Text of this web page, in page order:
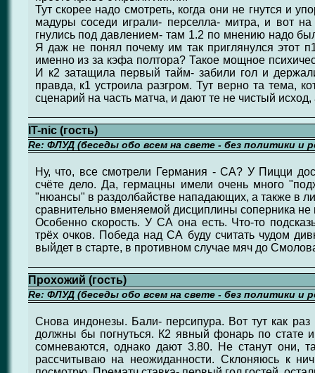
Тут скорее надо смотреть, когда они не гнутся и
мадуры соседи играли- перселла- митра, и вот
гнулись под давлением- там 1.2 по мнению надо
Я даж не понял почему им так приглянулся этот
именно из за кэфа полтора? Такое мощное
И к2 затащила первый тайм- забили гол и
правда, к1 устроила разгром. Тут верно та тема,
сценарий на часть матча, и дают те не чистый
IT-nic (гость)
Re: ФЛУД (беседы обо всем на свете - без политики и
Ну, что, все смотрели Германия - СА? У Пицци
счёте дело. Да, гермацны имели очень много
"нюансы" в раздолбайстве нападающих, а также в
сравнительно вменяемой дисциплины соперника не
Особенно скорость. У СА она есть. Что-то
трёх очков. Победа над СА буду считать чудом
выйдет в старте, в противном случае мяч до
Прохожий (гость)
Re: ФЛУД (беседы обо всем на свете - без политики и
Снова индонезы. Бали- персипура. Вот тут как раз
должны бы погнуться. К2 явный фонарь по стате
сомневаются, однако дают 3.80. Не станут они,
рассчитываю на неожиданности. Склоняюсь к